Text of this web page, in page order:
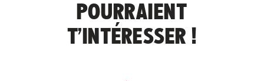
POURRAIENT
T’INTÉRESSER !